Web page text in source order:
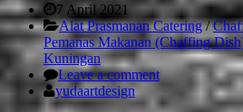
7 April 2021
Alat Prasmanan Catering/
Pemanas Makanan (Chaffing
Kuningan
Leave a comment
yudaartdesign